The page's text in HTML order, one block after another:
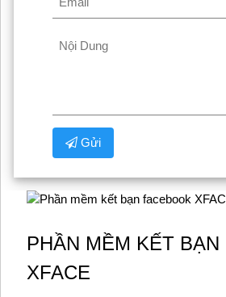
Gửi
PHẦN MỀM KẾT BẠN
XFACE